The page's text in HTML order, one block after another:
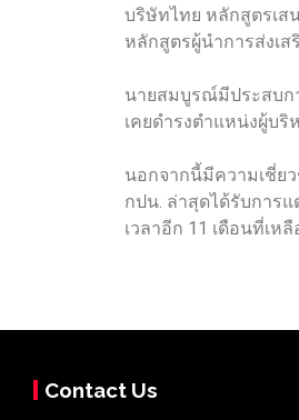
บริษัทไทย หลักสูตรเส
หลักสูตรผู้นำการส่งเส
นายสมบูรณ์มีประสบก
เคยดำรงตำแหน่งผู้บริ
นอกจากนี้มีความเชี่ย
กปน. ล่าสุดได้รับการ
เวลาอีก 11 เดือนที่เห
Contact Us